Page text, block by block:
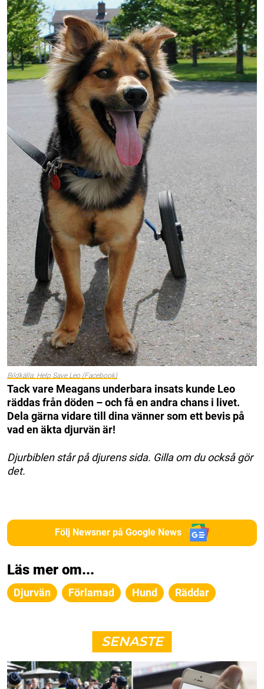
Bildkälla: Help Save Leo (Facebook)
Tack vare Meagans underbara insats kunde Leo
räddas från döden – och få en andra chans i livet.
Dela gärna vidare till dina vänner som ett bevis på
vad en äkta djurvän är!
Djurbiblen står på djurens sida. Gilla om du också gör
det.
Följ Newsner på Google News
Läs mer om...
Djurvän Förlamad Hund Räddar
SENASTE